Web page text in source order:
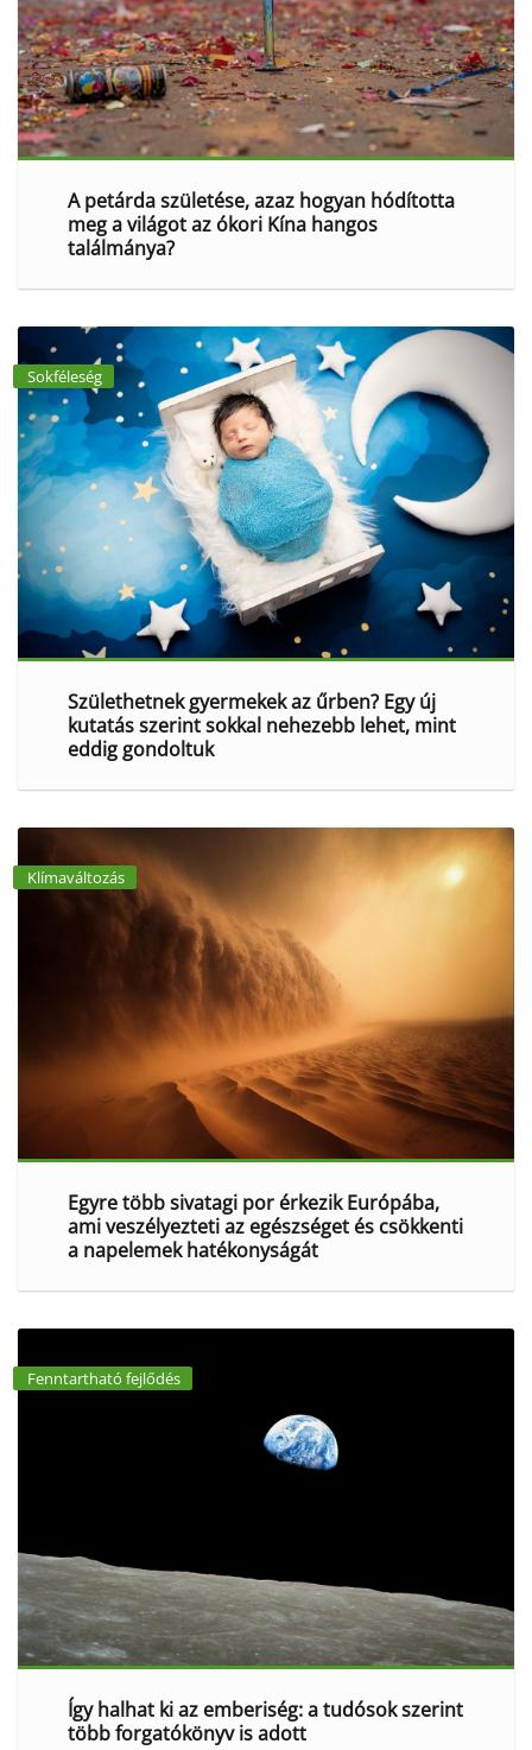
A petárda születése, azaz hogyan hódította
meg a világot az ókori Kína hangos
találmánya?
Sokféleség
Születhetnek gyermekek az űrben? Egy új
kutatás szerint sokkal nehezebb lehet, mint
eddig gondoltuk
Klímaváltozás
Egyre több sivatagi por érkezik Európába,
ami veszélyezteti az egészséget és csökkenti
a napelemek hatékonyságát
Fenntartható fejlődés
Így halhat ki az emberiség: a tudósok szerint
több forgatókönyv is adott